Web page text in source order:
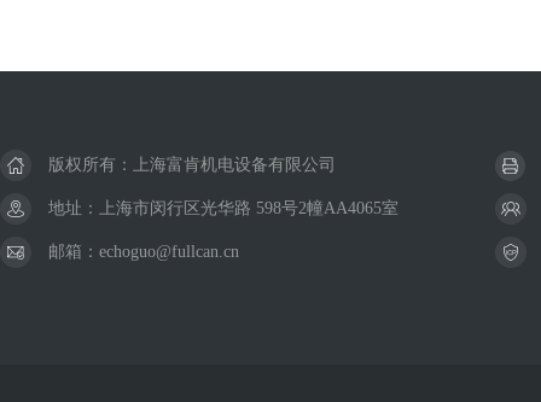
版权所有：上海富肯机电设备有限公司
地址：上海市闵行区光华路 598号2幢AA4065室
邮箱：echoguo@fullcan.cn